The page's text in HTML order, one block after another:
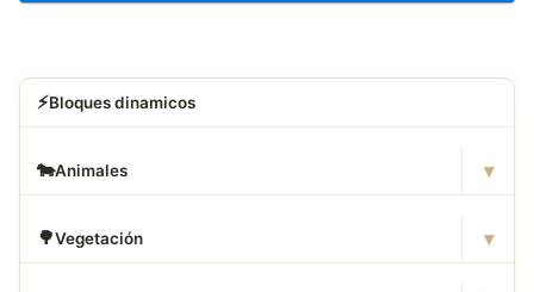
⚡Bloques dinamicos
🐄Animales ▾
🌳Vegetación ▾